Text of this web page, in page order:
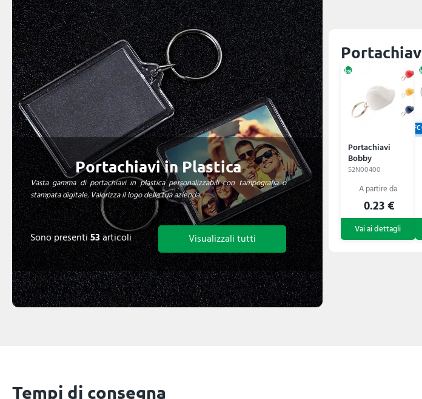
Portachiavi in Plastica
Vasta gamma di portachiavi in plastica personalizzabili con tampografia o
stampata digitale. Valorizza il logo della tua azienda.
Sono presenti53articoli Visualizzali tutti
Portachiavi
Bobby
52N00400
0.23 €
Tempi di consegna